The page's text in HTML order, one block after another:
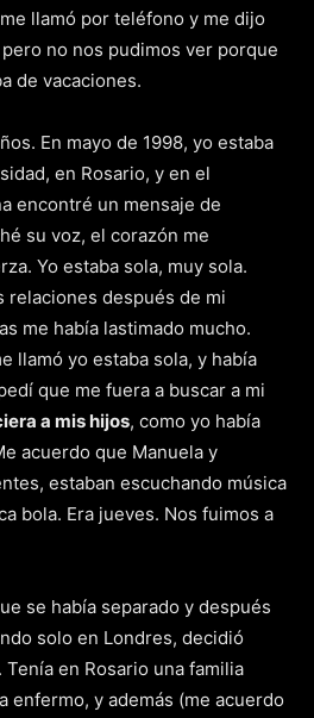
llamó por teléfono y me dijo
no nos pudimos ver porque
de vacaciones.
En mayo de 1998, yo estaba
en Rosario, y en el
encontré un mensaje de
su voz, el corazón me
Yo estaba sola, muy sola.
relaciones después de mi
me había lastimado mucho.
llamó yo estaba sola, y había
que me fuera a buscar a mi
a mis hijos, como yo había
acuerdo que Manuela y
estaban escuchando música
bola. Era jueves. Nos fuimos a
se había separado y después
solo en Londres, decidió
en Rosario una familia
enfermo, y además (me acuerdo